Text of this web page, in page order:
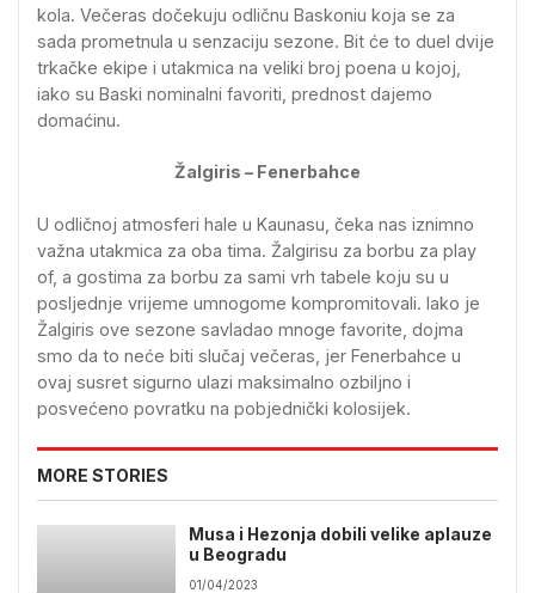
kola. Večeras dočekuju odličnu Baskoniu koja se za
sada prometnula u senzaciju sezone. Bit će to duel dvije
trkačke ekipe i utakmica na veliki broj poena u kojoj,
iako su Baski nominalni favoriti, prednost dajemo
domaćinu.
Žalgiris – Fenerbahce
U odličnoj atmosferi hale u Kaunasu, čeka nas iznimno
važna utakmica za oba tima. Žalgirisu za borbu za play
of, a gostima za borbu za sami vrh tabele koju su u
posljednje vrijeme umnogome kompromitovali. Iako je
Žalgiris ove sezone savladao mnoge favorite, dojma
smo da to neće biti slučaj večeras, jer Fenerbahce u
ovaj susret sigurno ulazi maksimalno ozbiljno i
posvećeno povratku na pobjednički kolosijek.
MORE STORIES
Musa i Hezonja dobili velike aplauze
u Beogradu
01/04/2023